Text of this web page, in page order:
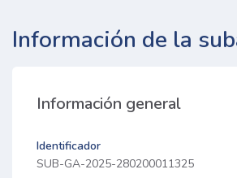
Información de la
Información general
Identificador
SUB-GA-2025-280200011325